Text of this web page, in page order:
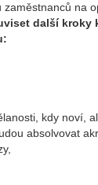
zaměstnanců na
další kroky
kdy noví,
absolvovat